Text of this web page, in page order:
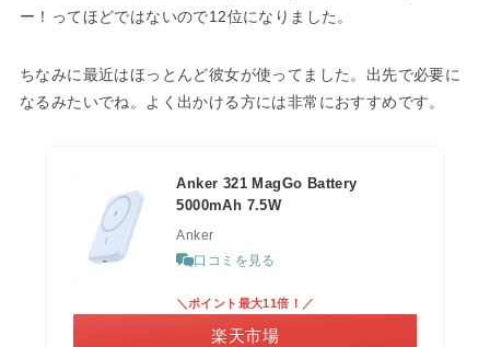
ー！ってほどではないので12位になりました。
ちなみに最近はほっとんど彼女が使ってました。出先で必要に
なるみたいでね。よく出かける方には非常におすすめです。
Anker 321 MagGo Battery
5000mAh 7.5W
Anker
口コミを見る
＼ポイント最大11倍！／
楽天市場